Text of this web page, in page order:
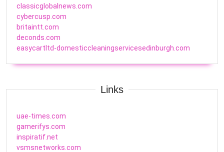
classicglobalnews.com
cybercusp.com
britaintt.com
deconds.com
easycartltd-domesticcleaningservicesedinburgh.com
Links
uae-times.com
gamerifys.com
inspiratif.net
vsmsnetworks.com